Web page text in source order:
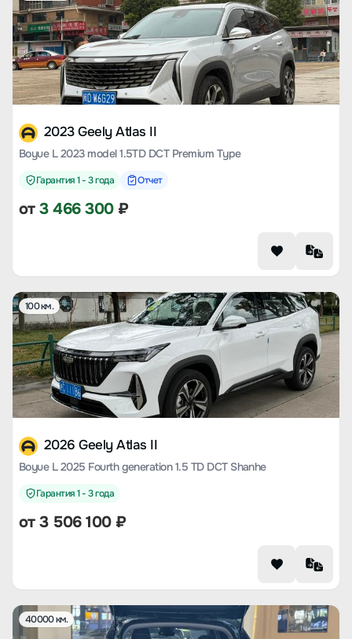
2023 Geely Atlas II
Boyue L 2023 model 1.5TD DCT Premium Type
Гарантия 1 - 3 года Отчет
от3 466 300₽
100 км.
2026 Geely Atlas II
Boyue L 2025 Fourth generation 1.5 TD DCT Shanhe
Гарантия 1 - 3 года
от3 506 100₽
40000 км.